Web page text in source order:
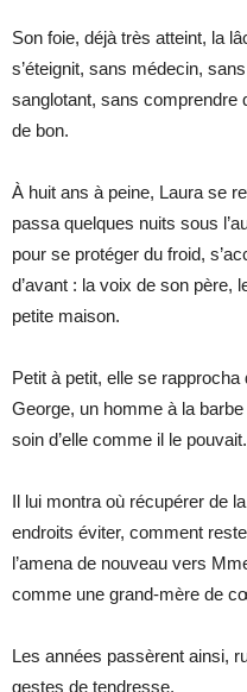
Son foie, déjà très atteint, la
s’éteignit, sans médecin,
sanglotant, sans comprendre
de bon.
À huit ans à peine, Laura se
passa quelques nuits sous
pour se protéger du froid,
d’avant : la voix de son père,
petite maison.
Petit à petit, elle se
George, un homme à la
soin d’elle comme il le pouvait.
Il lui montra où récupérer de
endroits éviter, comment
l’amena de nouveau vers
comme une grand-mère de
Les années passèrent ainsi,
gestes de tendresse.